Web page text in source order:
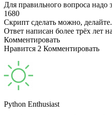
Для правильного вопроса надо
1680
Скрипт сделать можно, делайте.
Ответ написан более трёх лет
Комментировать
Нравится 2 Комментировать
Python Enthusiast